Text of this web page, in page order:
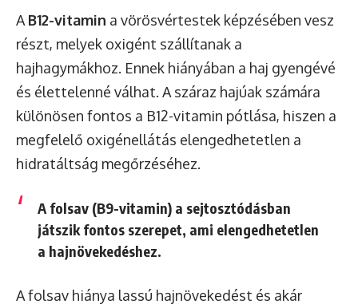
A B12-vitamin a vörösvértestek képzésében vesz
részt, melyek oxigént szállítanak a
hajhagymákhoz. Ennek hiányában a haj gyengévé
és élettelenné válhat. A száraz hajúak számára
különösen fontos a B12-vitamin pótlása, hiszen a
megfelelő oxigénellátás elengedhetetlen a
hidratáltság megőrzéséhez.
A folsav (B9-vitamin) a sejtosztódásban
játszik fontos szerepet, ami elengedhetetlen
a hajnövekedéshez.
A folsav hiánya lassú hajnövekedést és akár